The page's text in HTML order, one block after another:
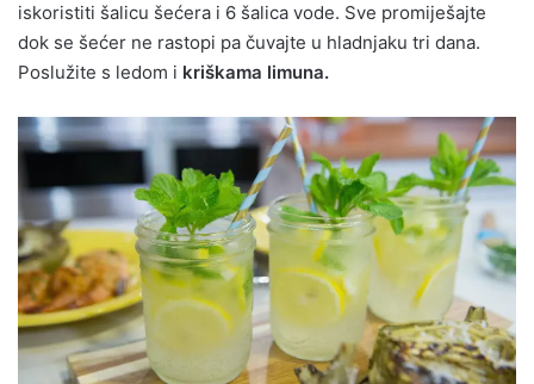
iskoristiti šalicu šećera i 6 šalica vode. Sve promiješajte
dok se šećer ne rastopi pa čuvajte u hladnjaku tri dana.
Poslužite s ledom i kriškama limuna.